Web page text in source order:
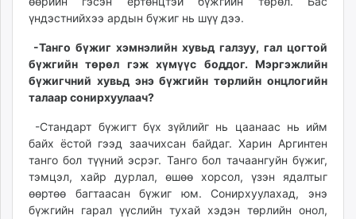
үндэстнийхээ ардын бүжиг нь шүү дээ.
-Танго бүжиг хэмнэлийн хувьд галзуу, гал цогтой
бүжгийн төрөл гэж хүмүүс боддог. Мэргэжлийн
бүжигчний хувьд энэ бүжгийн төрлийн онцлогийн
талаар сонирхуулаач?
-Стандарт бүжигт бүх зүйлийг нь цаанаас нь ийм
байх ёстой гээд заачихсан байдаг. Харин Аргинтен
танго бол түүний эсрэг. Танго бол тачаангуйн бүжиг,
тэмцэл, хайр дурлал, өшөө хорсол, үзэн ядалтыг
өөртөө багтаасан бүжиг юм. Сонирхуулахад, энэ
бүжгийн гарал үүслийн тухай хэдэн төрлийн онол,